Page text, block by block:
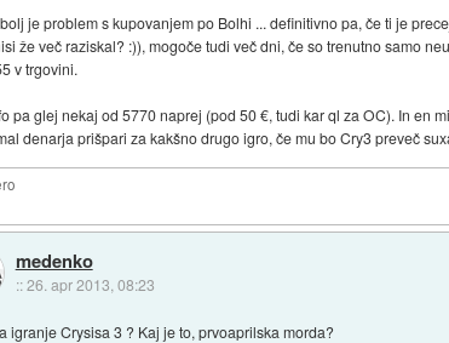
je problem s kupovanjem po Bolhi ... definitivno pa, če ti je
že več raziskal? :)), mogoče tudi več dni, če so trenutno samo
v trgovini.
pa glej nekaj od 5770 naprej (pod 50 €, tudi kar ql za OC). In en
denarja prišpari za kakšno drugo igro, če mu bo Cry3 preveč
medenko
::26. apr 2013, 08:23
igranje Crysisa 3 ? Kaj je to, prvoaprilska morda?